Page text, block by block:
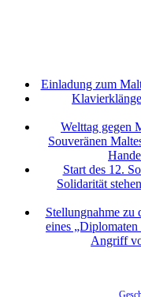
Einladung zum
Welttag gegen
Souveränen
Start des 12.
Solidarität
Stellungnahme zu
eines „Diplomaten
Angriff